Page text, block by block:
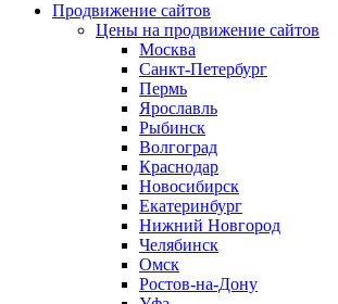
Продвижение сайтов
Цены на продвижение сайтов
Москва
Санкт-Петербург
Пермь
Ярославль
Рыбинск
Волгоград
Краснодар
Новосибирск
Екатеринбург
Нижний Новгород
Челябинск
Омск
Ростов-на-Дону